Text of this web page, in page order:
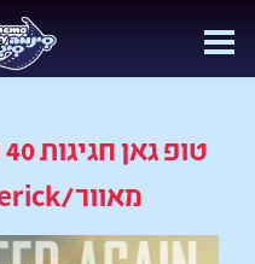
מאוור/Top Gun: Maverick